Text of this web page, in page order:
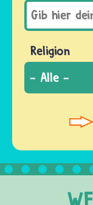
Religion